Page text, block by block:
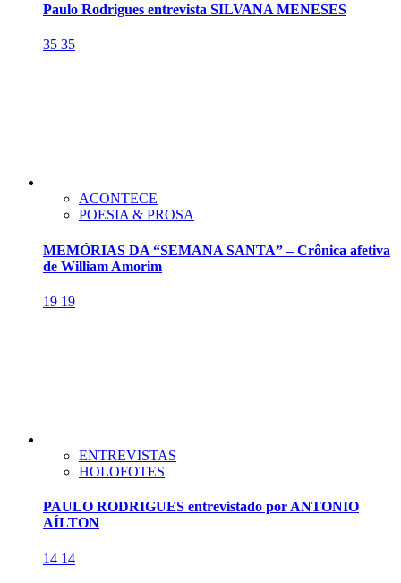
Paulo Rodrigues entrevista SILVANA MENESES
35 35
ACONTECE
POESIA & PROSA
MEMÓRIAS DA “SEMANA SANTA” – Crônica afetiva
de William Amorim
19 19
ENTREVISTAS
HOLOFOTES
PAULO RODRIGUES entrevistado por ANTONIO
AÍLTON
14 14